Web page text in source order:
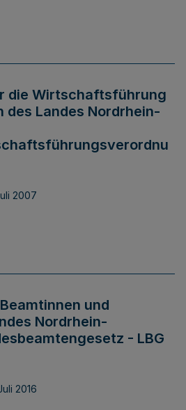
die Wirtschaftsführung
des Landes Nordrhein-
2007
und
Nordrhein-
- LBG
2016